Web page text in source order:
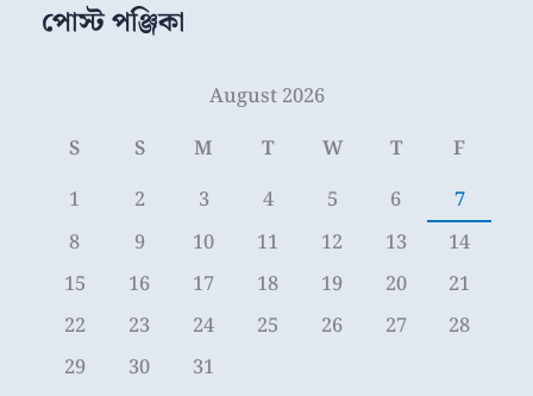
পোস্ট পঞ্জিকা
August 2026
S
S M T W T
F
1
2 3 4 5 6
7
8
9 10 11 12 13
14
15
16 17 18 19 20
21
22
23 24 25 26 27
28
29
30 31